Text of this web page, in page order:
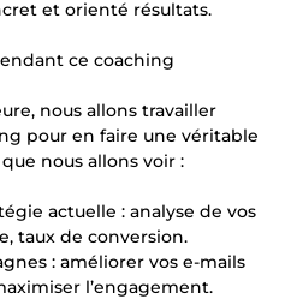
et orienté résultats.
ce coaching
nous allons travailler
pour en faire une véritable
nous allons voir :
actuelle : analyse de vos
taux de conversion.
: améliorer vos e-mails
l’engagement.